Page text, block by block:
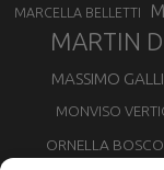
MARCELLA BELLETTI
MARTIN
MASSIMO
MONVISO
ORNELLA BOSCO